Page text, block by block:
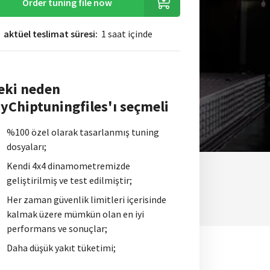
aktüel teslimat süresi: 1 saat içinde
neden
seçmeli
%100 özel olarak tasarlanmış tuning
dosyaları;
Kendi 4x4 dinamometremizde
geliştirilmiş ve test edilmiştir;
Her zaman güvenlik limitleri içerisinde
kalmak üzere mümkün olan en iyi
performans ve sonuçlar;
Daha düşük yakıt tüketimi;